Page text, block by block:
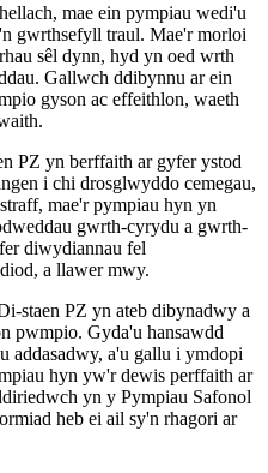
mae ein pympiau wedi'u
gwrthsefyll traul. Mae'r morloi
sêl dynn, hyd yn oed wrth
Gallwch ddibynnu ar ein
gyson ac effeithlon, waeth
PZ yn berffaith ar gyfer ystod
i chi drosglwyddo cemegau,
mae'r pympiau hyn yn
gwrth-cyrydu a gwrth-
diwydiannau fel
a llawer mwy.
staen PZ yn ateb dibynadwy a
pwmpio. Gyda'u hansawdd
addasadwy, a'u gallu i ymdopi
hyn yw'r dewis perffaith ar
yn y Pympiau Safonol
heb ei ail sy'n rhagori ar